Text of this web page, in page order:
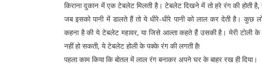
किराना दुकान में एक टेबलेट मिलती है। टेबलेट दिखने में तो हरे रंग की होती
जब इसको पानी में डालते हैं तो ये धीरे-धीरे पानी को लाल कर देती है। कुछ
कहना है की ये टेबलेट महावर, या जिसे आल्ता कहते हैं उसकी है। मेरी
नहीं हो सकती, ये टेबलेट होली के पक्के रंग की लगती है!
पहला काम किया कि बोतल में लाल रंग बनाकर अपने घर के बाहर रख ही दिया।